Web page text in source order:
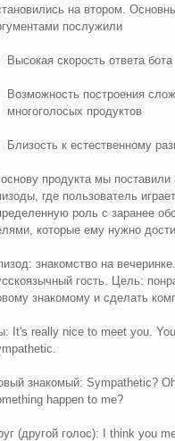
на втором.
послужили
Высокая скорость ответа бота
Возможность построения
многоголосых продуктов
Близость к естественному
продукта мы поставили
где пользователь играет
роль с заранее
которые ему нужно
знакомство на
гость. Цель:
знакомому и сделать
It's really nice to meet you.
знакомый: Sympathetic?
happen to me?
(другой голос): I think you